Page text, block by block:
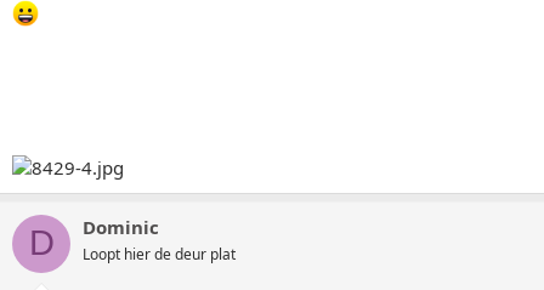
D Dominic
Loopt hier de deur plat